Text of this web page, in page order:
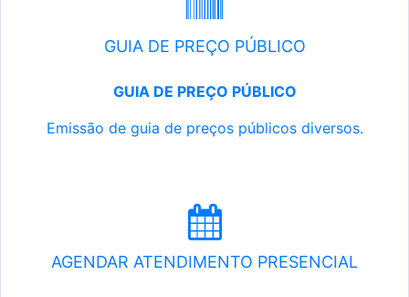
GUIA DE PREÇO PÚBLICO
GUIA DE PREÇO PÚBLICO
Emissão de guia de preços públicos diversos.
AGENDAR ATENDIMENTO PRESENCIAL